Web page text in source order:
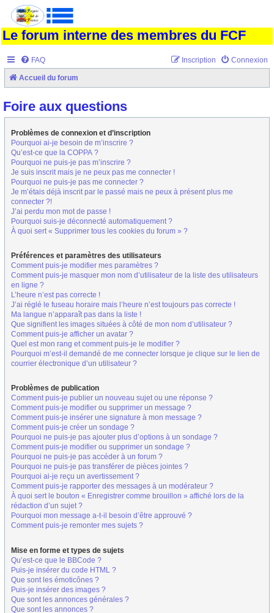
Le forum interne des membres du FCF
FAQ Connexion
Inscription
Accueil du forum
Foire aux questions
Problèmes de connexion et d’inscription
Pourquoi ai-je besoin de m’inscrire ?
Qu’est-ce que la COPPA ?
Pourquoi ne puis-je pas m’inscrire ?
Je suis inscrit mais je ne peux pas me connecter !
Pourquoi ne puis-je pas me connecter ?
Je m’étais déjà inscrit par le passé mais ne peux à présent plus me
connecter ?!
J’ai perdu mon mot de passe !
Pourquoi suis-je déconnecté automatiquement ?
À quoi sert « Supprimer tous les cookies du forum » ?
Préférences et paramètres des utilisateurs
Comment puis-je modifier mes paramètres ?
Comment puis-je masquer mon nom d’utilisateur de la liste des utilisateurs
en ligne ?
L’heure n’est pas correcte !
J’ai réglé le fuseau horaire mais l’heure n’est toujours pas correcte !
Ma langue n’apparaît pas dans la liste !
Que signifient les images situées à côté de mon nom d’utilisateur ?
Comment puis-je afficher un avatar ?
Quel est mon rang et comment puis-je le modifier ?
Pourquoi m’est-il demandé de me connecter lorsque je clique sur le lien de
courrier électronique d’un utilisateur ?
Problèmes de publication
Comment puis-je publier un nouveau sujet ou une réponse ?
Comment puis-je modifier ou supprimer un message ?
Comment puis-je insérer une signature à mon message ?
Comment puis-je créer un sondage ?
Pourquoi ne puis-je pas ajouter plus d’options à un sondage ?
Comment puis-je modifier ou supprimer un sondage ?
Pourquoi ne puis-je pas accéder à un forum ?
Pourquoi ne puis-je pas transférer de pièces jointes ?
Pourquoi ai-je reçu un avertissement ?
Comment puis-je rapporter des messages à un modérateur ?
À quoi sert le bouton « Enregistrer comme brouillon » affiché lors de la
rédaction d’un sujet ?
Pourquoi mon message a-t-il besoin d’être approuvé ?
Comment puis-je remonter mes sujets ?
Mise en forme et types de sujets
Qu’est-ce que le BBCode ?
Puis-je insérer du code HTML ?
Que sont les émoticônes ?
Puis-je insérer des images ?
Que sont les annonces générales ?
Que sont les annonces ?